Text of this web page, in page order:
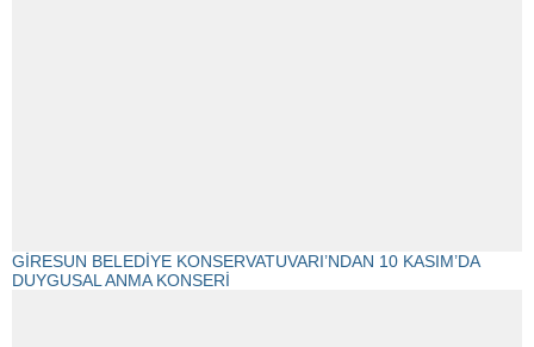
GİRESUN BELEDİYE KONSERVATUVARI’NDAN 10 KASIM’DA
DUYGUSAL ANMA KONSERİ